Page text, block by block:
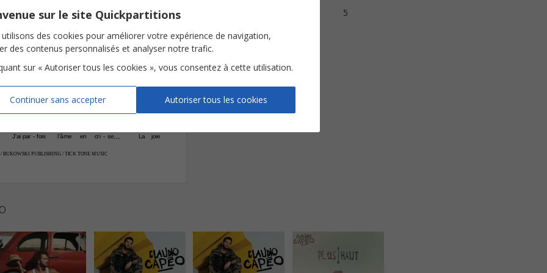
BUKOWSKI PUBLISHING / TICK TONE MUSIC
J'ai
J'ai
par
par
fois
fois
-
-
l'â
l'âme
me
en
-
pri
cri
se,
se,
-
Dans
La
des
joie
J'ai par fois
-
l'â me
- pri se,
-
Dans
J'ai par fois
-
l'âme en cri se,
-
La joie
     
   
 
          
       
5
sur le site Quickpartitions
des cookies pour améliorer votre expérience de navigation,
des contenus personnalisés et analyser notre trafic.
sur « Autoriser tous les cookies », vous consentez à cette utilisation.
Continuer sans accepter Autoriser tous les cookies